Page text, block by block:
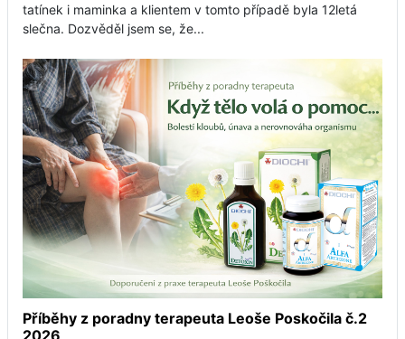
tatínek i maminka a klientem v tomto případě byla 12letá
slečna. Dozvěděl jsem se, že...
Příběhy z poradny terapeuta Leoše Poskočila č.2